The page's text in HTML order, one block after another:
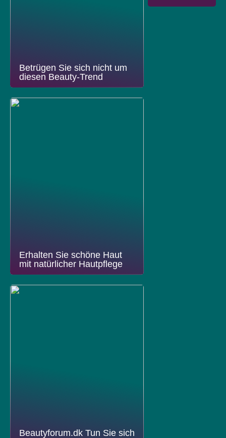
Betrügen Sie sich nicht um
diesen Beauty-Trend
Erhalten Sie schöne Haut
mit natürlicher Hautpflege
Beautyforum.dk Tun Sie sich